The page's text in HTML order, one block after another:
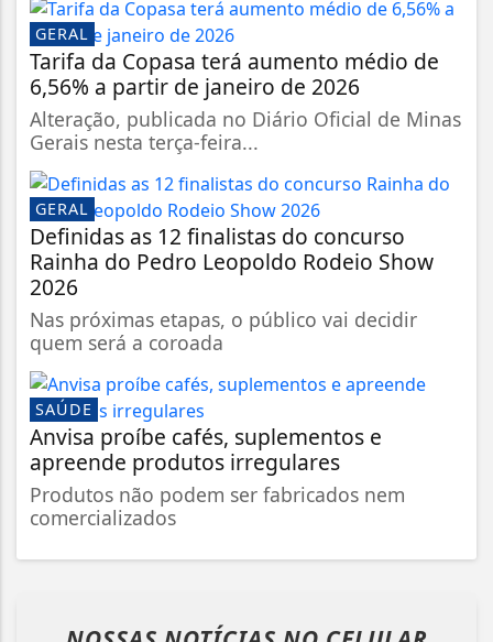
GERAL
Tarifa da Copasa terá aumento médio de
6,56% a partir de janeiro de 2026
Alteração, publicada no Diário Oficial de Minas
Gerais nesta terça-feira...
GERAL
Definidas as 12 finalistas do concurso
Rainha do Pedro Leopoldo Rodeio Show
2026
Nas próximas etapas, o público vai decidir
quem será a coroada
SAÚDE
Anvisa proíbe cafés, suplementos e
apreende produtos irregulares
Produtos não podem ser fabricados nem
comercializados